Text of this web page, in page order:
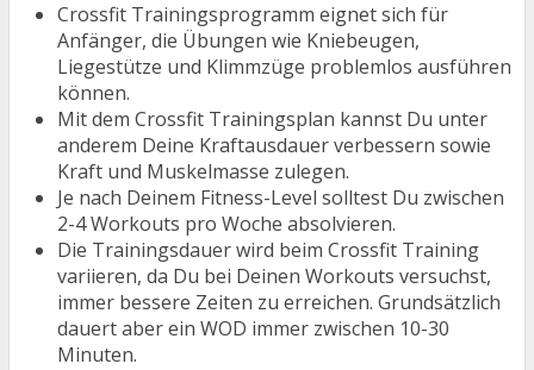
Crossfit Trainingsprogramm eignet sich für
Anfänger, die Übungen wie Kniebeugen,
Liegestütze und Klimmzüge problemlos ausführen
können.
Mit dem Crossfit Trainingsplan kannst Du unter
anderem Deine Kraftausdauer verbessern sowie
Kraft und Muskelmasse zulegen.
Je nach Deinem Fitness-Level solltest Du zwischen
2-4 Workouts pro Woche absolvieren.
Die Trainingsdauer wird beim Crossfit Training
variieren, da Du bei Deinen Workouts versuchst,
immer bessere Zeiten zu erreichen. Grundsätzlich
dauert aber ein WOD immer zwischen 10-30
Minuten.